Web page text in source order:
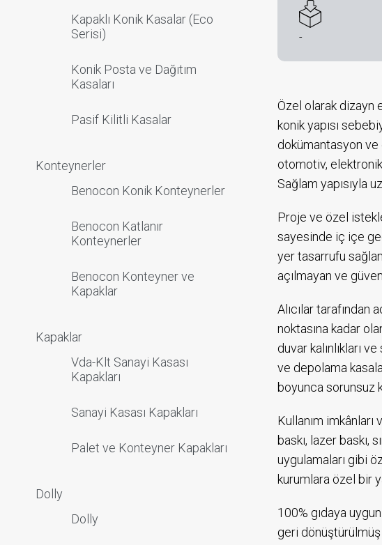
Kapaklı Konik Kasalar (Eco
Serisi)
Konik Posta ve Dağıtım
Kasaları
Pasif Kilitli Kasalar
Konteynerler
Benocon Konik Konteynerler
Benocon Katlanır
Konteynerler
Benocon Konteyner ve
Kapaklar
Kapaklar
Vda-Klt Sanayi Kasası
Kapakları
Sanayi Kasası Kapakları
Palet ve Konteyner Kapakları
Dolly
Dolly
-
Özel olarak dizayn
konik yapısı
dokümantasyon ve
otomotiv,
Sağlam yapısıyla
Proje ve özel
sayesinde iç içe
yer tasarrufu
açılmayan ve
Alıcılar tarafından
noktasına kadar
duvar kalınlıkları
ve depolama
boyunca sorunsuz
Kullanım
baskı, lazer baskı,
uygulamaları gibi
kurumlara özel bir
100% gıdaya
geri